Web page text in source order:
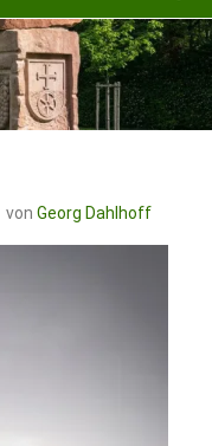
von Georg Dahlhoff